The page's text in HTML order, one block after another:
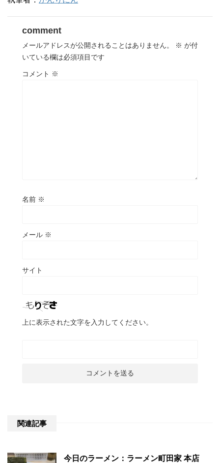
comment
メールアドレスが公開されることはありません。 ※ が付
いている欄は必須項目です
コメント ※
名前 ※
メール ※
サイト
上に表示された文字を入力してください。
関連記事
今日のラーメン：ラーメン町田家 本店